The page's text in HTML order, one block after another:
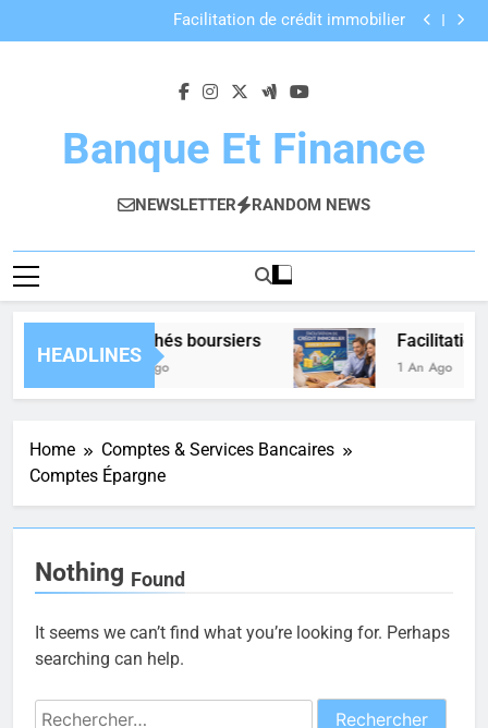
to
Facilitation de crédit immobilier
Prévoyance
Facilitation de crédit immobilier
Avantages et conditions rachat de crédit
Banque Et Finance
NEWSLETTER RANDOM NEWS
HEADLINES
Marchés boursiers
1 An Ago
Facilitation
1 An Ago
Home
Comptes & Services Bancaires
Comptes Épargne
Nothing Found
It seems we can’t find what you’re looking for. Perhaps
searching can help.
Rechercher :